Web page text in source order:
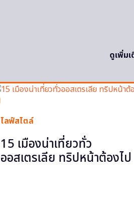
ดูเพิ่ม
ไลฟ์สไตล์
15 เมืองน่าเที่ยวทั่ว
ออสเตรเลีย ทริปหน้าต้องไป